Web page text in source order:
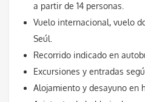
a partir de 14 personas.
Vuelo internacional, vuelo
Seúl.
Recorrido indicado en
Excursiones y entradas
Alojamiento y desayuno en